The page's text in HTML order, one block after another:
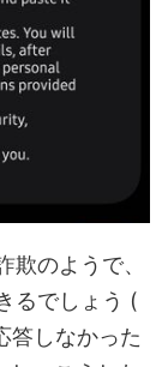
のようで、
るでしょう (
答しなかった